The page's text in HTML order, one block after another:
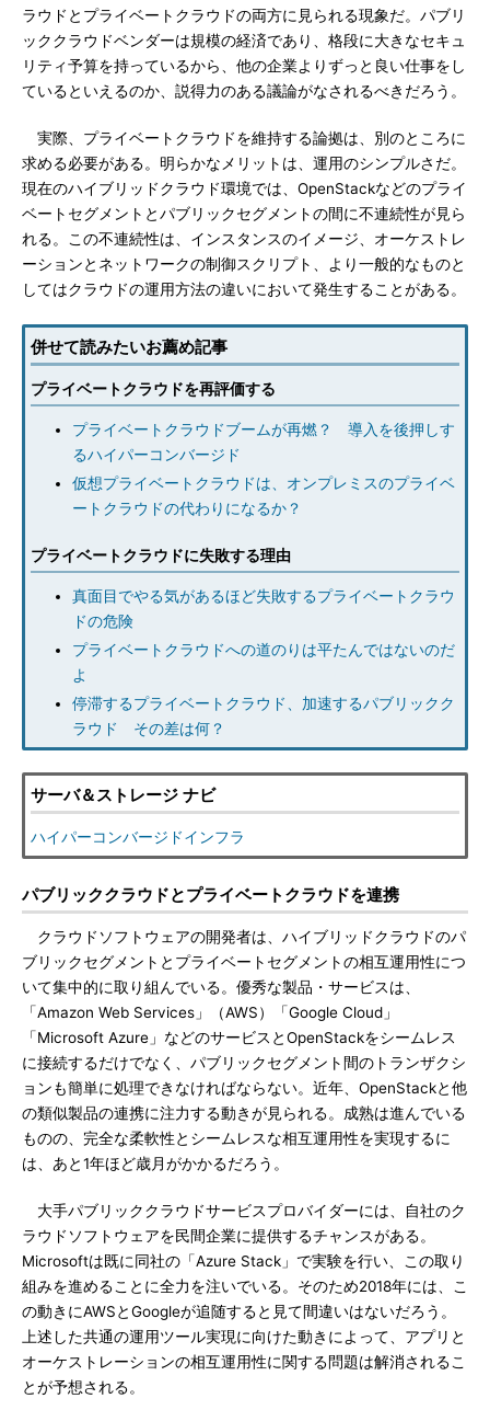
ラウドとプライベートクラウドの両方に見られる現象だ。パブリ
ッククラウドベンダーは規模の経済であり、格段に大きなセキュ
リティ予算を持っているから、他の企業よりずっと良い仕事をし
ているといえるのか、説得力のある議論がなされるべきだろう。
実際、プライベートクラウドを維持する論拠は、別のところに
求める必要がある。明らかなメリットは、運用のシンプルさだ。
現在のハイブリッドクラウド環境では、OpenStackなどのプライ
ベートセグメントとパブリックセグメントの間に不連続性が見ら
れる。この不連続性は、インスタンスのイメージ、オーケストレ
ーションとネットワークの制御スクリプト、より一般的なものと
してはクラウドの運用方法の違いにおいて発生することがある。
併せて読みたいお薦め記事
プライベートクラウドを再評価する
プライベートクラウドブームが再燃？ 導入を後押しす
るハイパーコンバージド
仮想プライベートクラウドは、オンプレミスのプライベ
ートクラウドの代わりになるか？
プライベートクラウドに失敗する理由
真面目でやる気があるほど失敗するプライベートクラウ
ドの危険
プライベートクラウドへの道のりは平たんではないのだ
よ
停滞するプライベートクラウド、加速するパブリックク
ラウド その差は何？
サーバ＆ストレージ ナビ
ハイパーコンバージドインフラ
パブリッククラウドとプライベートクラウドを連携
クラウドソフトウェアの開発者は、ハイブリッドクラウドのパ
ブリックセグメントとプライベートセグメントの相互運用性につ
いて集中的に取り組んでいる。優秀な製品・サービスは、
「Amazon Web Services」（AWS）「Google Cloud」
「Microsoft Azure」などのサービスとOpenStackをシームレス
に接続するだけでなく、パブリックセグメント間のトランザクシ
ョンも簡単に処理できなければならない。近年、OpenStackと他
の類似製品の連携に注力する動きが見られる。成熟は進んでいる
ものの、完全な柔軟性とシームレスな相互運用性を実現するに
は、あと1年ほど歳月がかかるだろう。
大手パブリッククラウドサービスプロバイダーには、自社のク
ラウドソフトウェアを民間企業に提供するチャンスがある。
Microsoftは既に同社の「Azure Stack」で実験を行い、この取り
組みを進めることに全力を注いでいる。そのため2018年には、こ
の動きにAWSとGoogleが追随すると見て間違いはないだろう。
上述した共通の運用ツール実現に向けた動きによって、アプリと
オーケストレーションの相互運用性に関する問題は解消されるこ
とが予想される。